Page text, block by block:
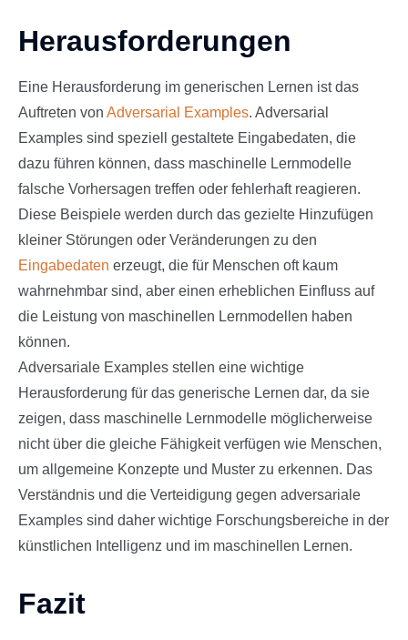
Herausforderungen
Eine Herausforderung im generischen Lernen ist das
Auftreten von Adversarial Examples. Adversarial
Examples sind speziell gestaltete Eingabedaten, die
dazu führen können, dass maschinelle Lernmodelle
falsche Vorhersagen treffen oder fehlerhaft reagieren.
Diese Beispiele werden durch das gezielte Hinzufügen
kleiner Störungen oder Veränderungen zu den
Eingabedaten erzeugt, die für Menschen oft kaum
wahrnehmbar sind, aber einen erheblichen Einfluss auf
die Leistung von maschinellen Lernmodellen haben
können.
Adversariale Examples stellen eine wichtige
Herausforderung für das generische Lernen dar, da sie
zeigen, dass maschinelle Lernmodelle möglicherweise
nicht über die gleiche Fähigkeit verfügen wie Menschen,
um allgemeine Konzepte und Muster zu erkennen. Das
Verständnis und die Verteidigung gegen adversariale
Examples sind daher wichtige Forschungsbereiche in der
künstlichen Intelligenz und im maschinellen Lernen.
Fazit